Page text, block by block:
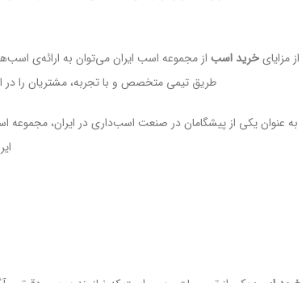
از مزایایخرید اسب از مجموعه اسب ایران می‌توان به ارائه‌ی
طریق تیمی متخصص و با تجربه، مشتریان را در
به عنوان یکی از پیشگامان در صنعت اسب‌داری در ایران، مجموعه